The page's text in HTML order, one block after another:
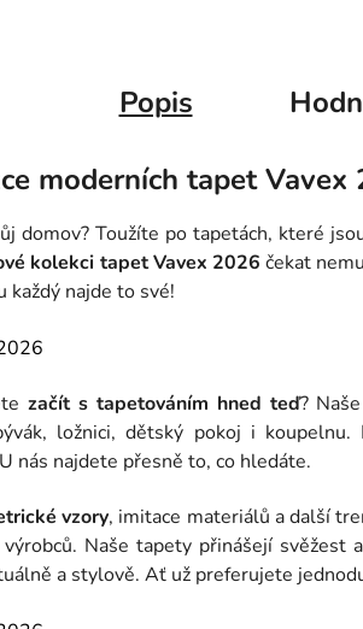
Popis
moderních tapet Vavex
domov? Toužíte po tapetách, které
kolekci tapet Vavex 2026 čekat
každý najde to své!
začít s tapetováním hned teď?
ložnici, dětský pokoj i
nás najdete přesně to, co hledáte.
vzory, imitace materiálů a další
Naše tapety přinášejí svěžest
a stylově. Ať už preferujete